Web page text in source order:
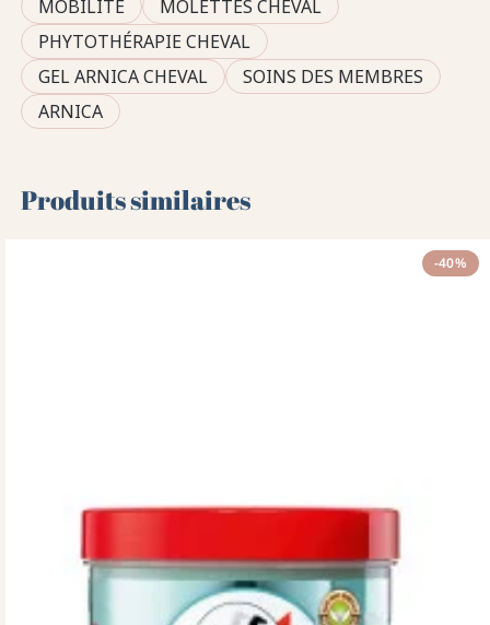
MOBILITÉ
MOLETTES CHEVAL
PHYTOTHÉRAPIE CHEVAL
GEL ARNICA CHEVAL
SOINS DES MEMBRES
ARNICA
Produits similaires
-40%